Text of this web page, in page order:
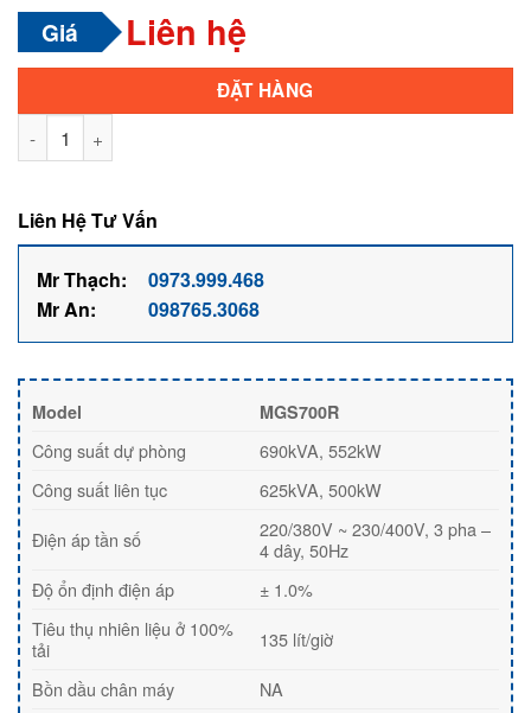
Giá Liên hệ
ĐẶT HÀNG
Liên Hệ Tư Vấn
Mr Thạch:
0973.999.468
Mr An:
098765.3068
Model MGS700R
Công suất dự phòng
690kVA, 552kW
Công suất liên tục
625kVA, 500kW
Điện áp tần số
220/380V ~ 230/400V, 3 pha –
4 dây, 50Hz
Độ ổn định điện áp
± 1.0%
Tiêu thụ nhiên liệu ở 100%
tải
135 lít/giờ
Bồn dầu chân máy
NA